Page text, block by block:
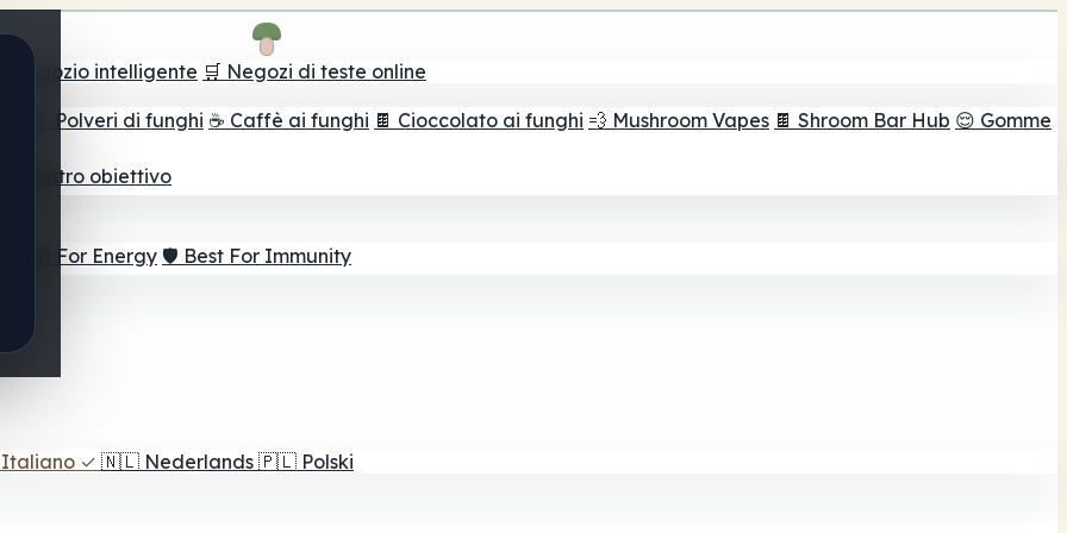
il negozio intelligente 🛒 Negozi di teste online
🫙 Polveri di funghi ☕ Caffè ai funghi 🍫 Cioccolato ai funghi 💨 Mushroom Vapes 🍫 Shroom Bar Hub 😌 Gomme
il vostro obiettivo
⚡ Best For Energy 🛡️ Best For Immunity
Italiano ✓ 🇳🇱 Nederlands 🇵🇱 Polski